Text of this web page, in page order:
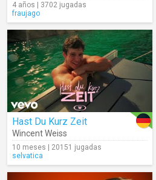
4 años | 3702 jugadas
fraujago
Hast Du Kurz Zeit
Wincent Weiss
10 meses | 20151 jugadas
selvatica